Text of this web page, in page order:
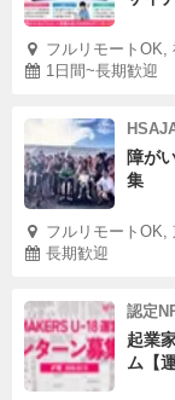
フルリモート
1日間~長期歓迎
障が
集
フルリモートOK,
長期歓迎
認定
起業
ム【